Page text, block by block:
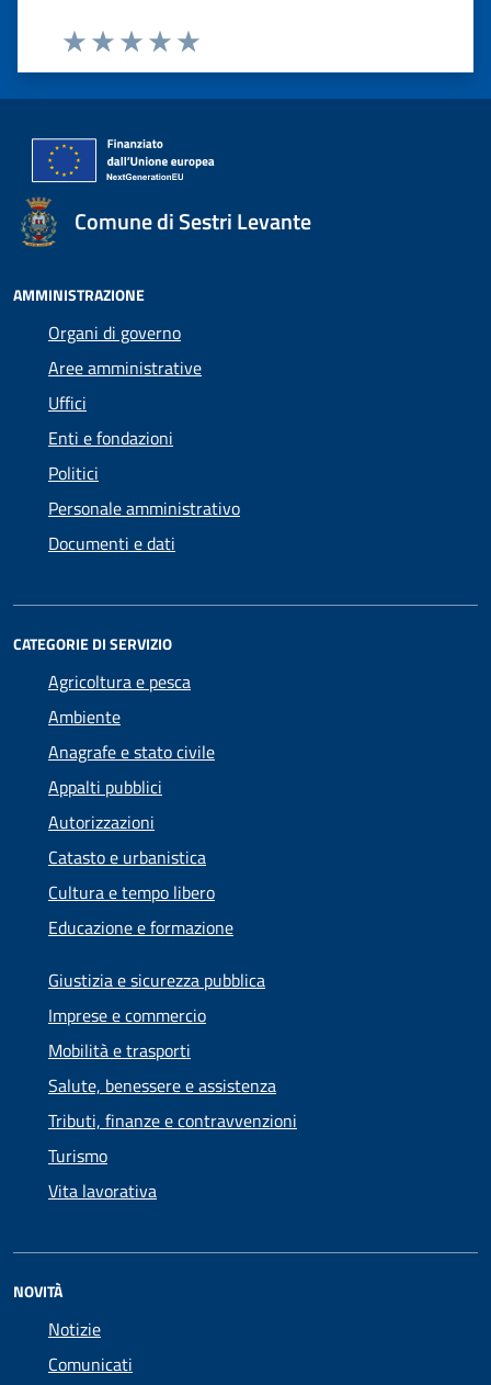
Valuta 5 stelle su 5
Valuta 4 stelle su 5
Valuta 3 stelle su 5
Valuta 2 stelle su 5
Valuta 1 stelle su 5
Comune di Sestri Levante
AMMINISTRAZIONE
Organi di governo
Aree amministrative
Uffici
Enti e fondazioni
Politici
Personale amministrativo
Documenti e dati
CATEGORIE DI SERVIZIO
Agricoltura e pesca
Ambiente
Anagrafe e stato civile
Appalti pubblici
Autorizzazioni
Catasto e urbanistica
Cultura e tempo libero
Educazione e formazione
Giustizia e sicurezza pubblica
Imprese e commercio
Mobilità e trasporti
Salute, benessere e assistenza
Tributi, finanze e contravvenzioni
Turismo
Vita lavorativa
NOVITÀ
Notizie
Comunicati